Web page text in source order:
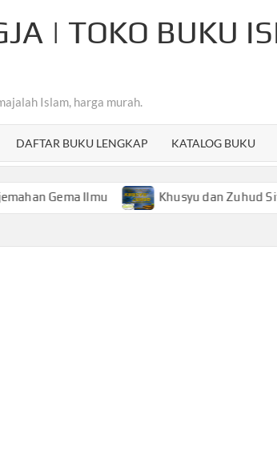
| TOKO BUKU
Islam, harga murah.
DAFTAR BUKU LENGKAP KATALOG BUKU
Ilmu Khusyu dan Zuhud Sifat Mulia